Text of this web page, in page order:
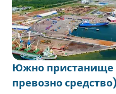
Южно пристанище
превозно средство)